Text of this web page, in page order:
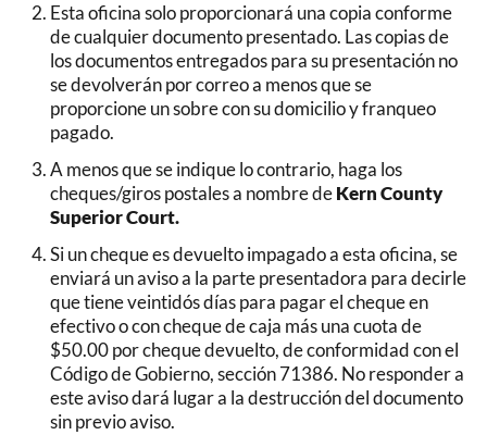
Esta oficina solo proporcionará una copia conforme
de cualquier documento presentado. Las copias de
los documentos entregados para su presentación no
se devolverán por correo a menos que se
proporcione un sobre con su domicilio y franqueo
pagado.
A menos que se indique lo contrario, haga los
cheques/giros postales a nombre deKern County
Superior Court.
Si un cheque es devuelto impagado a esta oficina, se
enviará un aviso a la parte presentadora para decirle
que tiene veintidós días para pagar el cheque en
efectivo o con cheque de caja más una cuota de
$50.00 por cheque devuelto, de conformidad con el
Código de Gobierno, sección 71386. No responder a
este aviso dará lugar a la destrucción del documento
sin previo aviso.